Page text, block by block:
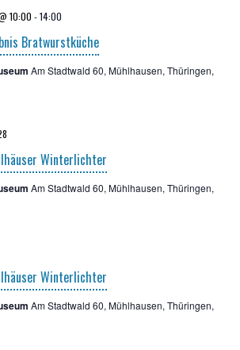
Bratwurstküche
10:00 -14:00
Am Stadtwald 60, Mühlhausen, Thüringen,
Winterlichter
Am Stadtwald 60, Mühlhausen, Thüringen,
Winterlichter
Am Stadtwald 60, Mühlhausen, Thüringen,